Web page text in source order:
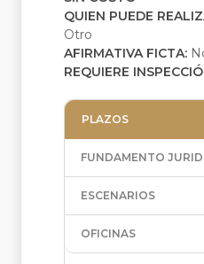
QUIEN PUEDE
Otro
AFIRMATIVA FICTA:
REQUIERE
PLAZOS
FUNDAMENTO
ESCENARIOS
OFICINAS